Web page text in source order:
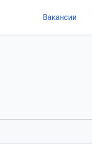
Вакансии